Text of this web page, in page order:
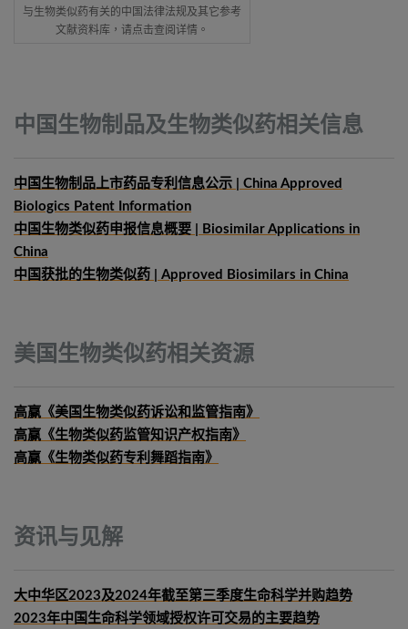
与生物类似药有关的中国法律法规及其它参考
文献资料库，请点击查阅详情。
中国生物制品及生物类似药相关信息
中国生物制品上市药品专利信息公示 | China Approved
Biologics Patent Information
中国生物类似药申报信息概要 | Biosimilar Applications in
China
中国获批的生物类似药 | Approved Biosimilars in China
美国生物类似药相关资源
高赢《美国生物类似药诉讼和监管指南》
高赢《生物类似药监管知识产权指南》
高赢《生物类似药专利舞蹈指南》
资讯与见解
大中华区2023及2024年截至第三季度生命科学并购趋势
2023年中国生命科学领域授权许可交易的主要趋势